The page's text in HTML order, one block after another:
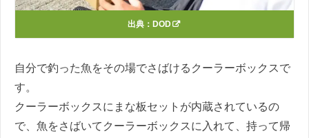
出典： DOD
自分で釣った魚をその場でさばけるクーラーボックスで
す。
クーラーボックスにまな板セットが内蔵されているの
で、魚をさばいてクーラーボックスに入れて、持って帰